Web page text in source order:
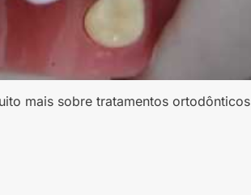
mais sobre tratamentos ortodônticos